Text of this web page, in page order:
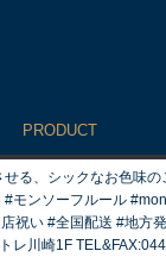
PRODUCT
せる、シックなお色
ンソーフルール
#開店祝い #全国配
アトレ川崎1F